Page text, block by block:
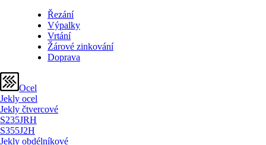
Řezání
Výpalky
Vrtání
Žárové zinkování
Doprava
Ocel
Jekly ocel
Jekly čtvercové
S235JRH
S355J2H
Jekly obdélníkové